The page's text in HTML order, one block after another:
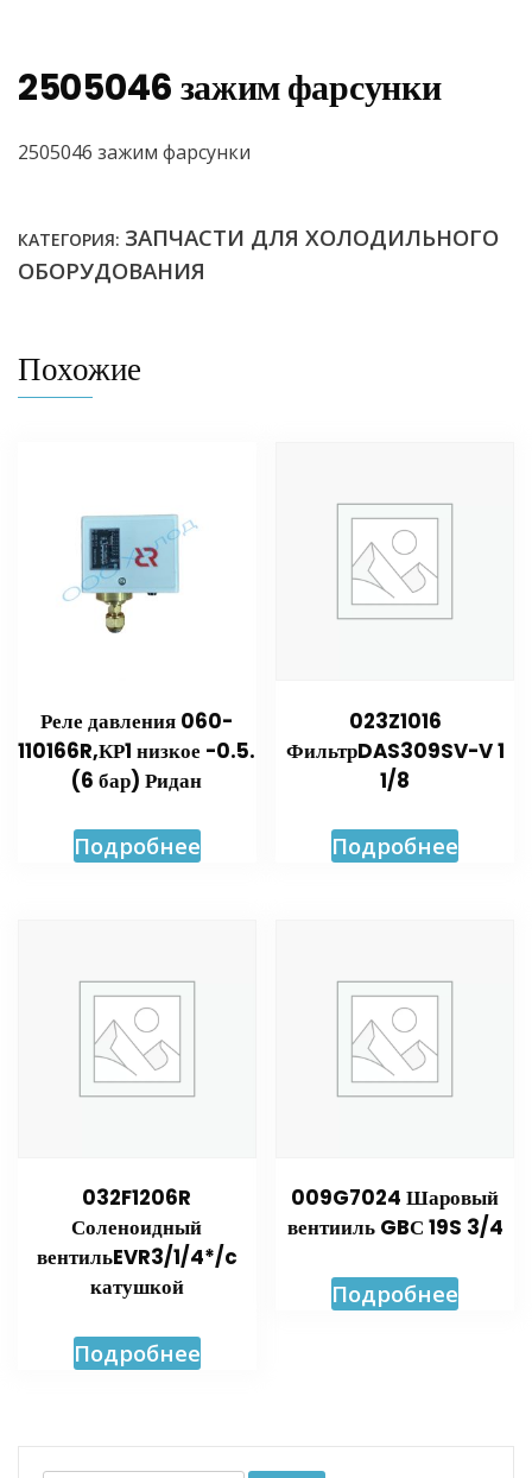
2505046 зажим фарсунки
2505046 зажим фарсунки
КАТЕГОРИЯ: ЗАПЧАСТИ ДЛЯ ХОЛОДИЛЬНОГО
ОБОРУДОВАНИЯ
Похожие
Реле давления 060-
110166R,КР1 низкое -0.5.
(6 бар) Ридан
Подробнее
023Z1016
ФильтрDAS309SV-V 1
1/8
Подробнее
032F1206R
Соленоидный
вентильEVR3/1/4*/c
катушкой
Подробнее
009G7024 Шаровый
вентииль GBС 19S 3/4
Подробнее